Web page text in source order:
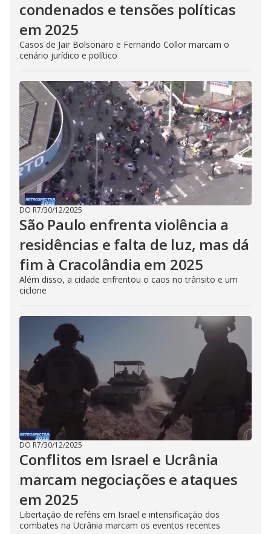
condenados e tensões políticas
em 2025
Casos de Jair Bolsonaro e Fernando Collor marcam o
cenário jurídico e político
DO R7/30/12/2025
São Paulo enfrenta violência a
residências e falta de luz, mas dá
fim à Cracolândia em 2025
Além disso, a cidade enfrentou o caos no trânsito e um
ciclone
DO R7/30/12/2025
Conflitos em Israel e Ucrânia
marcam negociações e ataques
em 2025
Libertação de reféns em Israel e intensificação dos
combates na Ucrânia marcam os eventos recentes